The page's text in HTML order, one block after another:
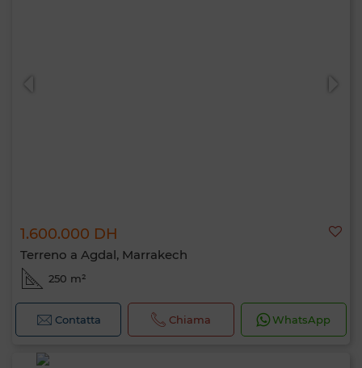
1.600.000 DH
Terreno a Agdal, Marrakech
250 m²
Contatta Chiama WhatsApp